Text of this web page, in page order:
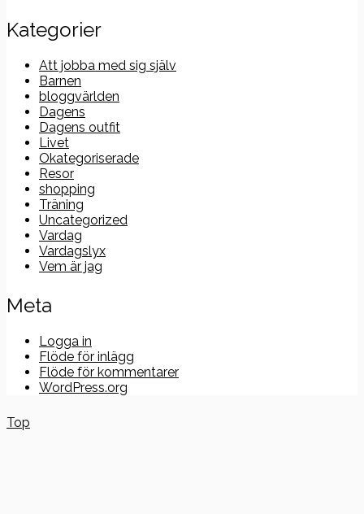
Kategorier
Att jobba med sig själv
Barnen
bloggvärlden
Dagens
Dagens outfit
Livet
Okategoriserade
Resor
shopping
Träning
Uncategorized
Vardag
Vardagslyx
Vem är jag
Meta
Logga in
Flöde för inlägg
Flöde för kommentarer
WordPress.org
Top